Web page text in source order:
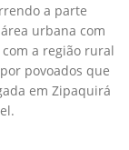
a parte
urbana com
a região rural
povoados que
em Zipaquirá